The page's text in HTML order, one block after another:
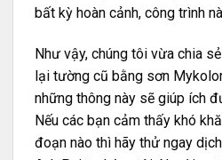
bất kỳ hoàn cảnh, công trình
Như vậy, chúng tôi vừa chia
lại tường cũ bằng sơn
những thông này sẽ giúp ích
Nếu các bạn cảm thấy khó
đoạn nào thì hãy thử ngay